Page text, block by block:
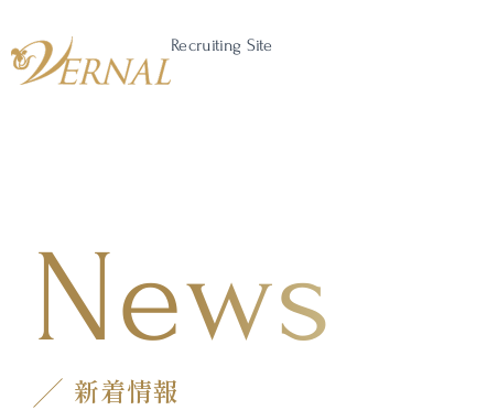
Recruiting Site
News
新着情報